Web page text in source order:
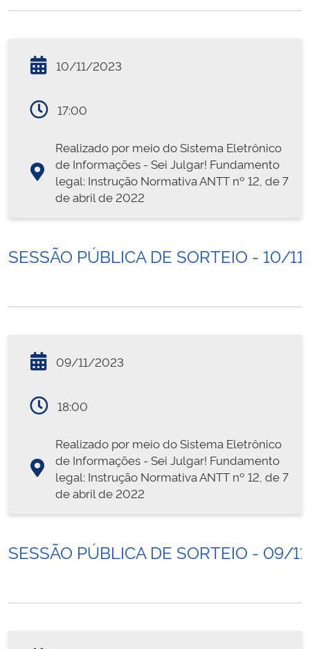
10/11/2023
17:00
Realizado por meio do Sistema Eletrônico
de Informações - Sei Julgar! Fundamento
legal: Instrução Normativa ANTT nº 12, de 7
de abril de 2022
SESSÃO PÚBLICA DE SORTEIO - 10/
09/11/2023
18:00
Realizado por meio do Sistema Eletrônico
de Informações - Sei Julgar! Fundamento
legal: Instrução Normativa ANTT nº 12, de 7
de abril de 2022
SESSÃO PÚBLICA DE SORTEIO - 09/